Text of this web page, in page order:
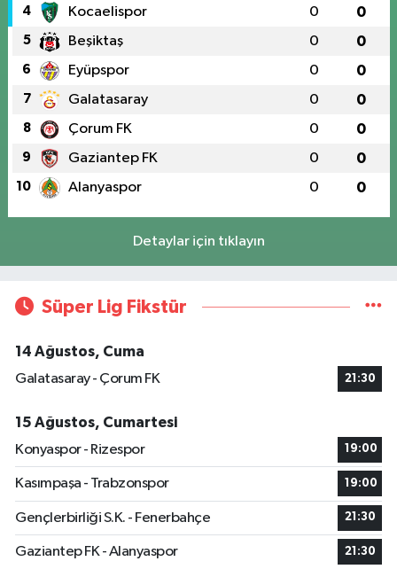
4 Kocaelispor 0 0
5 Beşiktaş 0 0
6 Eyüpspor 0 0
7 Galatasaray 0 0
8 Çorum FK 0 0
9 Gaziantep FK 0 0
10 Alanyaspor 0 0
Detaylar için tıklayın
Süper Lig Fikstür
14 Ağustos, Cuma
Galatasaray - Çorum FK
21:30
15 Ağustos, Cumartesi
Konyaspor - Rizespor
19:00
Kasımpaşa - Trabzonspor 19:00
Gençlerbirliği S.K. - Fenerbahçe 21:30
Gaziantep FK - Alanyaspor 21:30